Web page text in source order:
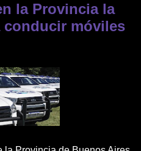
la Provincia la
conducir móviles